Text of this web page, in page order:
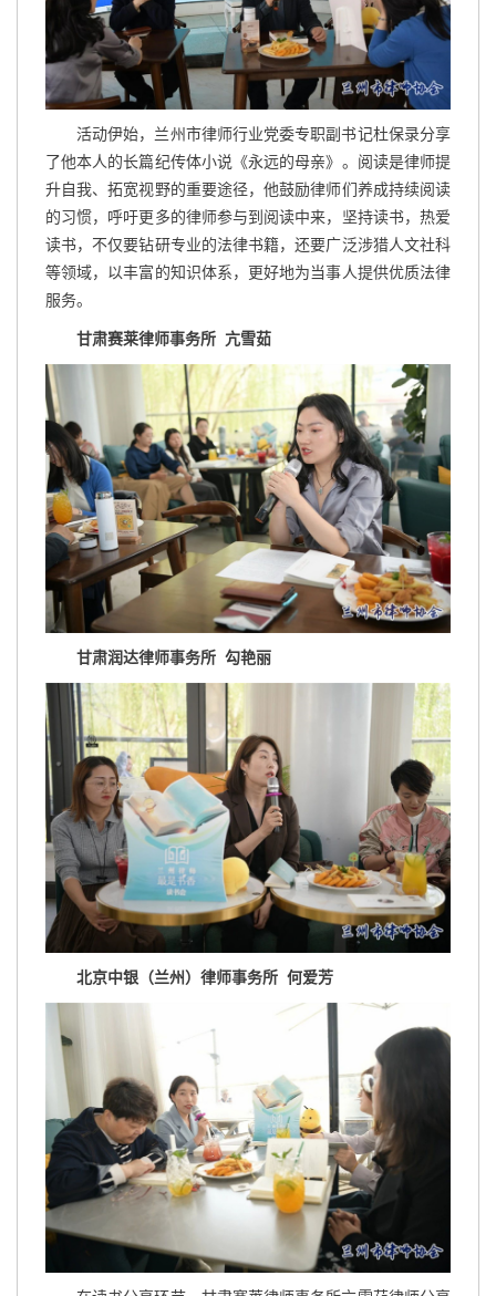
活动伊始，兰州市律师行业党委专职副书记杜保录分享
了他本人的长篇纪传体小说《永远的母亲》。阅读是律师提
升自我、拓宽视野的重要途径，他鼓励律师们养成持续阅读
的习惯，呼吁更多的律师参与到阅读中来，坚持读书，热爱
读书，不仅要钻研专业的法律书籍，还要广泛涉猎人文社科
等领域，以丰富的知识体系，更好地为当事人提供优质法律
服务。
甘肃赛莱律师事务所 亢雪茹
甘肃润达律师事务所 勾艳丽
北京中银（兰州）律师事务所 何爱芳